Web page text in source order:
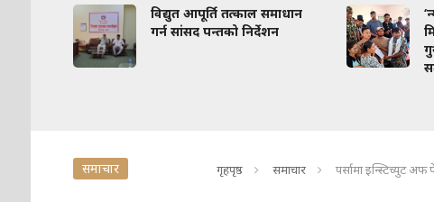
विद्युत आपूर्ति तत्काल समाधान
गर्न सांसद पन्तको निर्देशन
समाचार गृहपृष्ठ समाचार पर्सामा इन्स्टिच्युट